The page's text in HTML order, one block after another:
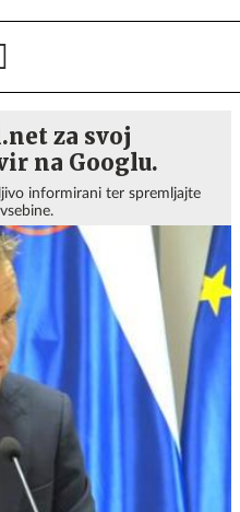
za svoj
na Googlu.
informirani ter spremljajte